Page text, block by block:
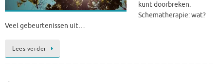
kunt doorbreken.
Schematherapie: wat?
Veel gebeurtenissen uit…
Lees verder